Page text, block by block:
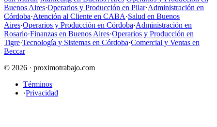
Buenos Aires·Operarios y Producción en Pilar·Administración en
Córdoba·Atención al Cliente en CABA·Salud en Buenos
Aires·Operarios y Producción en Córdoba·Administración en
Rosario·Finanzas en Buenos Aires·Operarios y Producción en
Tigre·Tecnología y Sistemas en Córdoba·Comercial y Ventas en
Beccar
© 2026 · proximotrabajo.com
Términos
·Privacidad